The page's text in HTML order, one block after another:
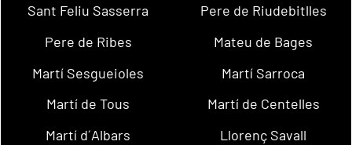
Sant Feliu Sasserra
Pere de Riudebitlles
Pere de Ribes
Mateu de Bages
Martí Sesgueioles
Martí Sarroca
Martí de Tous
Martí de Centelles
Martí d´Albars
Llorenç Savall